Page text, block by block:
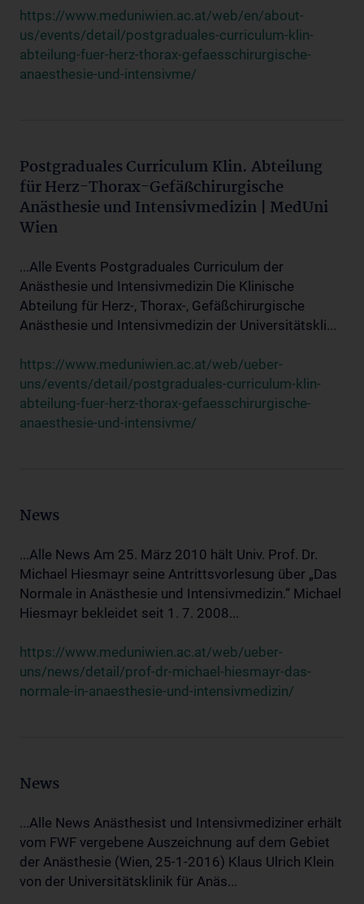
https://www.meduniwien.ac.at/web/en/about-
us/events/detail/postgraduales-curriculum-klin-
abteilung-fuer-herz-thorax-gefaesschirurgische-
anaesthesie-und-intensivme/
Postgraduales Curriculum Klin. Abteilung
für Herz-Thorax-Gefäßchirurgische
Anästhesie und Intensivmedizin | MedUni
Wien
...Alle Events Postgraduales Curriculum der
Anästhesie und Intensivmedizin Die Klinische
Abteilung für Herz-, Thorax-, Gefäßchirurgische
Anästhesie und Intensivmedizin der Universitätskli...
https://www.meduniwien.ac.at/web/ueber-
uns/events/detail/postgraduales-curriculum-klin-
abteilung-fuer-herz-thorax-gefaesschirurgische-
anaesthesie-und-intensivme/
News
...Alle News Am 25. März 2010 hält Univ. Prof. Dr.
Michael Hiesmayr seine Antrittsvorlesung über „Das
Normale in Anästhesie und Intensivmedizin.“ Michael
Hiesmayr bekleidet seit 1. 7. 2008...
https://www.meduniwien.ac.at/web/ueber-
uns/news/detail/prof-dr-michael-hiesmayr-das-
normale-in-anaesthesie-und-intensivmedizin/
News
...Alle News Anästhesist und Intensivmediziner erhält
vom FWF vergebene Auszeichnung auf dem Gebiet
der Anästhesie (Wien, 25-1-2016) Klaus Ulrich Klein
von der Universitätsklinik für Anäs...